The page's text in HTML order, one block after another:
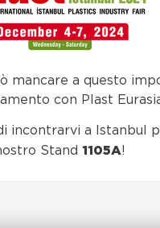
mancare a questo
con Plast
incontrarvi a Istanbul
Stand 1105A!